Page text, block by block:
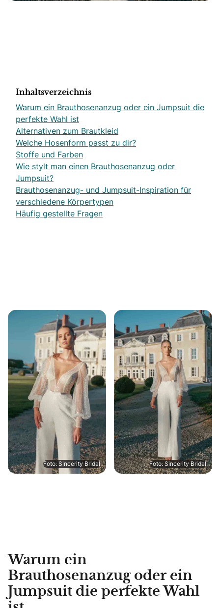
Inhaltsverzeichnis
Warum ein Brauthosenanzug oder ein Jumpsuit die
perfekte Wahl ist
Alternativen zum Brautkleid
Welche Hosenform passt zu dir?
Stoffe und Farben
Wie stylt man einen Brauthosenanzug oder
Jumpsuit?
Brauthosenanzug- und Jumpsuit-Inspiration für
verschiedene Körpertypen
Häufig gestellte Fragen
Foto: Sincerity Bridal Foto: Sincerity Bridal
Warum ein
Brauthosenanzug oder ein
Jumpsuit die perfekte Wahl